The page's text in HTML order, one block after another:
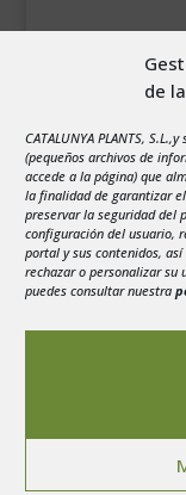
de
CATALUNYA PLANTS,
(pequeños archivos de
accede a la página) que
la finalidad de garantizar
preservar la seguridad del
configuración del usuario,
portal y sus contenidos,
rechazar o personalizar su
puedes consultar nuestra
3
4
10
11
17
18
24
25
31